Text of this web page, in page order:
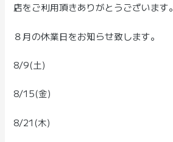
店をご利用頂きありがとうございます。
８月の休業日をお知らせ致します。
8/9(土)
8/15(金)
8/21(木)